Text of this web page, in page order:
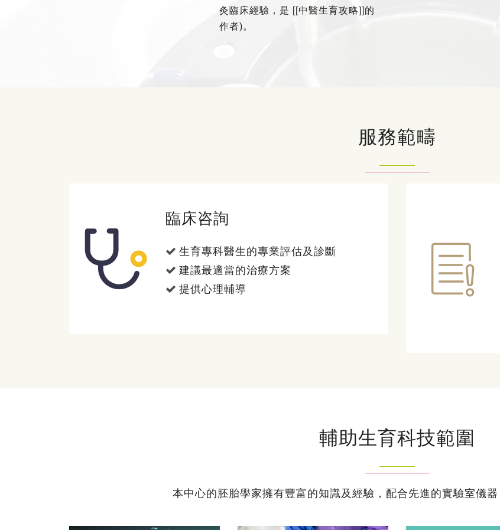
灸臨床經驗，是 [[中醫生育攻略]]的
作者)。
服務範疇
臨床咨詢
生育專科醫生的專業評估及診斷
建議最適當的治療方案
提供心理輔導
輔助生育科技範圍
本中心的胚胎學家擁有豐富的知識及經驗，配合先進的實驗室儀器